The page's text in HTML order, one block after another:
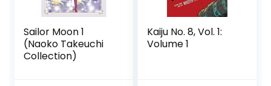
Sailor Moon 1
(Naoko Takeuchi
Collection)
Kaiju No. 8, Vol. 1:
Volume 1